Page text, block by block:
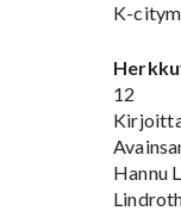
K-
12
Hannu